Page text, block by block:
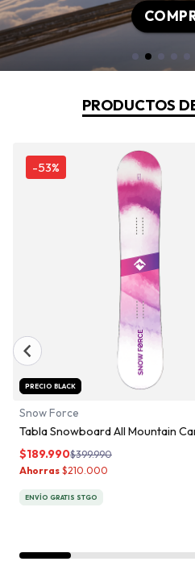
PRODUCTOS
-53%
PRECIO BLACK
Snow Force
Tabla Snowboard All Mountain
$189.990$399.990
Ahorras $210.000
ENVÍO GRATIS STGO